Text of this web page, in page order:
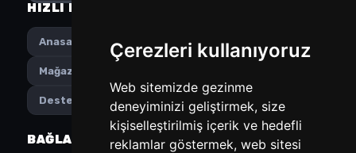
Çerezleri kullanıyoruz
Web sitemizde gezinme
deneyiminizi geliştirmek, size
kişiselleştirilmiş içerik ve hedefli
reklamlar göstermek, web sitesi
HIZLI MENÜ
Anasayfa
Mağaza
Destek
Instagram
BAĞLANTILAR TERCIHLER